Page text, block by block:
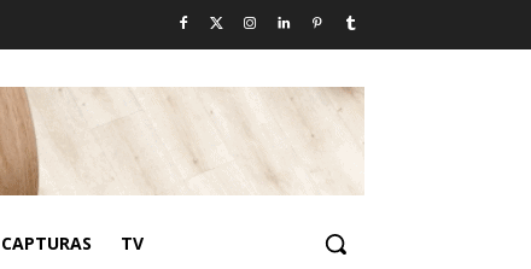
CAPTURAS TV